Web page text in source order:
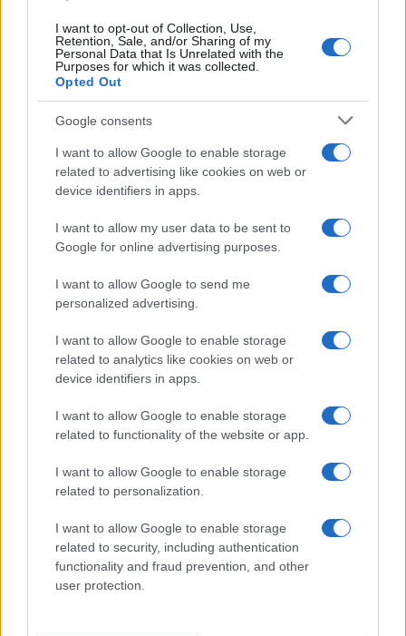
I want to opt-out of Collection, Use,
Retention, Sale, and/or Sharing of my
Personal Data that Is Unrelated with the
Purposes for which it was collected.
Opted Out
Google consents
I want to allow Google to enable storage
related to advertising like cookies on web or
device identifiers in apps.
I want to allow my user data to be sent to
Google for online advertising purposes.
I want to allow Google to send me
personalized advertising.
I want to allow Google to enable storage
related to analytics like cookies on web or
device identifiers in apps.
I want to allow Google to enable storage
related to functionality of the website or app.
I want to allow Google to enable storage
related to personalization.
I want to allow Google to enable storage
related to security, including authentication
functionality and fraud prevention, and other
user protection.
Paolo Pinna
Martina Agostina Diturco
I nostri cari
I nostri cari
I nostri cari